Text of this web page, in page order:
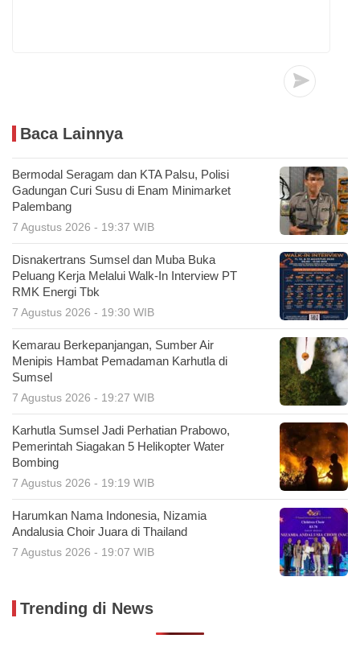
Baca Lainnya
Bermodal Seragam dan KTA Palsu, Polisi
Gadungan Curi Susu di Enam Minimarket
Palembang
7 Agustus 2026 - 19:37 WIB
Disnakertrans Sumsel dan Muba Buka
Peluang Kerja Melalui Walk-In Interview PT
RMK Energi Tbk
7 Agustus 2026 - 19:30 WIB
Kemarau Berkepanjangan, Sumber Air
Menipis Hambat Pemadaman Karhutla di
Sumsel
7 Agustus 2026 - 19:27 WIB
Karhutla Sumsel Jadi Perhatian Prabowo,
Pemerintah Siagakan 5 Helikopter Water
Bombing
7 Agustus 2026 - 19:19 WIB
Harumkan Nama Indonesia, Nizamia
Andalusia Choir Juara di Thailand
7 Agustus 2026 - 19:07 WIB
Trending di News